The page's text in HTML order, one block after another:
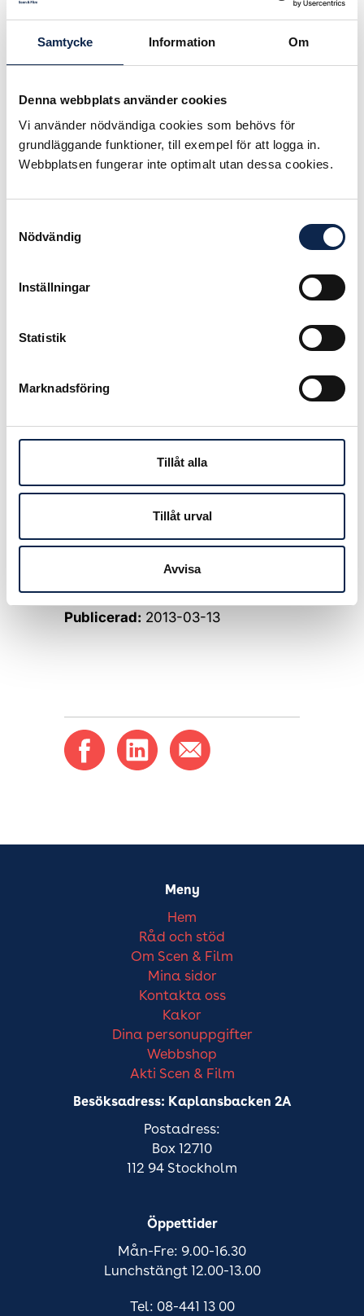
Samtycke Information Om
Denna webbplats använder cookies
Vi använder nödvändiga cookies som behövs för
grundläggande funktioner, till exempel för att logga in.
Webbplatsen fungerar inte optimalt utan dessa cookies.
Nödvändig
Inställningar
Statistik
Marknadsföring
Tillåt alla
Tillåt urval
Avvisa
högupplösta, säger Pelle Lindberg,
vd för Millerspath som ansvarar för
utvecklingen av Artistkatalogen.
Uppladdningen av videos sker
precis som vanligt vid inloggning på
cv-sidan, liksom uppladdningen av
foton och röstprover.
och vi som arbetar med
Lindberg.
För hjälp med videoredigering,
andra frågor, kontakta
artistkatalogen@millerspath.com
eller mobiltelefon 070-263 66 03.
medlemmar som är utövande
konstnärer och upphovsmän att
vara med i Artistkatalogen. För icke-
Publicerad: 2013-03-13
Meny
Hem
Råd och stöd
Om Scen & Film
Mina sidor
Kontakta oss
Kakor
Dina personuppgifter
Webbshop
Akti Scen & Film
Besöksadress: Kaplansbacken 2A
Postadress:
Box 12710
112 94 Stockholm
Öppettider
Mån-Fre: 9.00-16.30
Lunchstängt 12.00-13.00
Tel: 08-441 13 00